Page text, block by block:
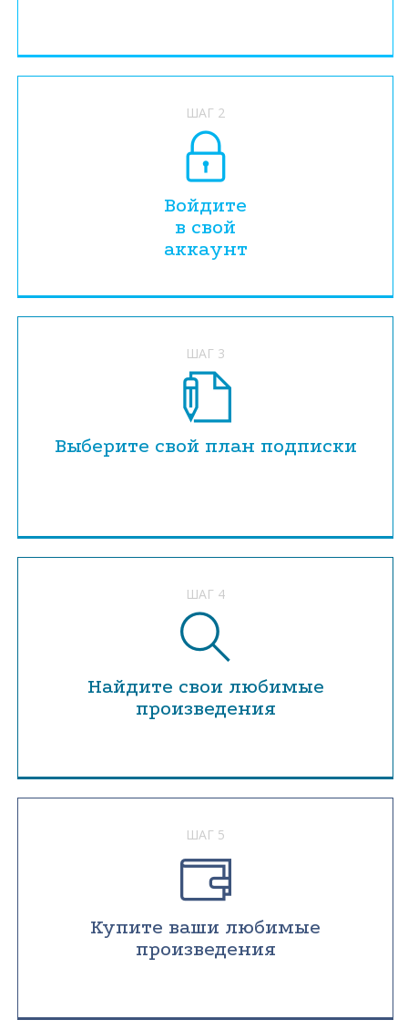
ШАГ 2
Войдите
в свой
аккаунт
ШАГ 3
Выберите свой план подписки
ШАГ 4
Найдите свои любимые
произведения
ШАГ 5
Купите ваши любимые
произведения